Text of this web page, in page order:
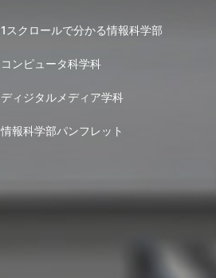
1スクロールで分かる情報科学部
コンピュータ科学科
ディジタルメディア学科
情報科学部パンフレット